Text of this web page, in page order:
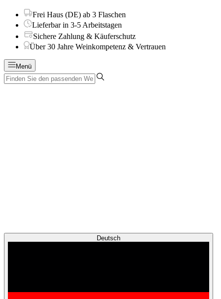
Frei Haus (DE) ab 3 Flaschen
Lieferbar in 3-5 Arbeitstagen
Sichere Zahlung & Käuferschutz
Über 30 Jahre Weinkompetenz & Vertrauen
Menü
Deutsch